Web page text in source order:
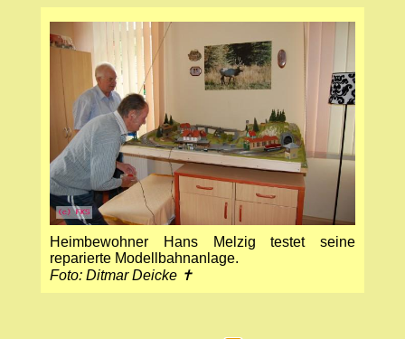
Heimbewohner Hans Melzig testet seine
reparierte Modellbahnanlage.
Foto: Ditmar Deicke ✝